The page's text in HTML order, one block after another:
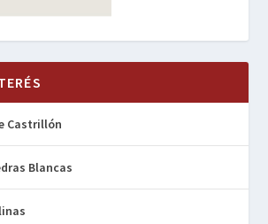
Castrillón
Blancas